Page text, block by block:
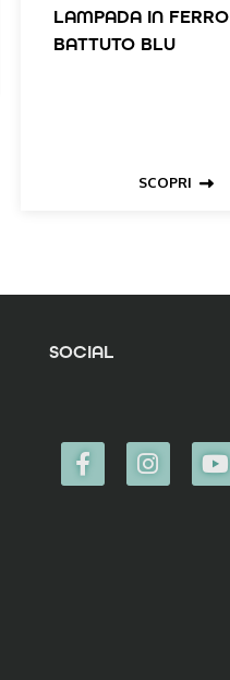
LAMPADA IN FERRO
BATTUTO BLU
SCOPRI
SOCIAL